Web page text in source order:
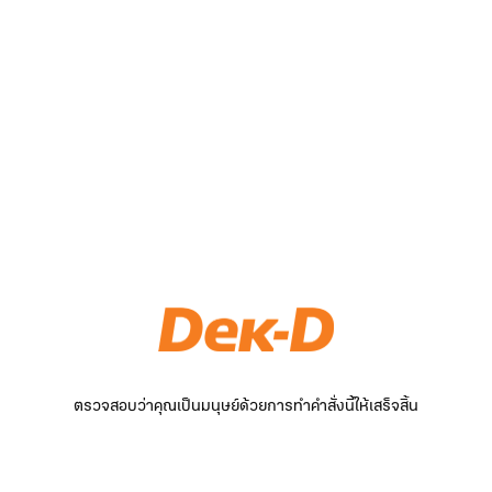
ตรวจสอบว่าคุณเป็นมนุษย์ด้วยการทำคำสั่งนี้ให้เสร็จสิ้น